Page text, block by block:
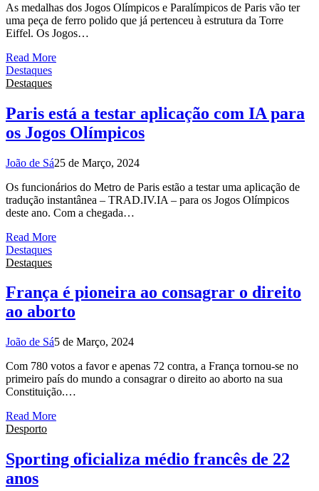
As medalhas dos Jogos Olímpicos e Paralímpicos de Paris vão ter
uma peça de ferro polido que já pertenceu à estrutura da Torre
Eiffel. Os Jogos…
Read More
Destaques
Destaques
Paris está a testar aplicação com IA para
os Jogos Olímpicos
João de Sá25 de Março, 2024
Os funcionários do Metro de Paris estão a testar uma aplicação de
tradução instantânea – TRAD.IV.IA – para os Jogos Olímpicos
deste ano. Com a chegada…
Read More
Destaques
Destaques
França é pioneira ao consagrar o direito
ao aborto
João de Sá5 de Março, 2024
Com 780 votos a favor e apenas 72 contra, a França tornou-se no
primeiro país do mundo a consagrar o direito ao aborto na sua
Constituição.…
Read More
Desporto
Sporting oficializa médio francês de 22
anos